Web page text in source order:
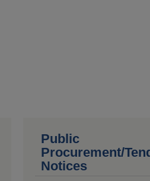
Public
Procurement/
Notices